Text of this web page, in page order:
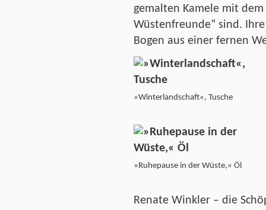
gemalten Kamele mit
Wüstenfreunde“ sind.
Bogen aus einer fernen
»Winterlandschaft«, Tusche
»Ruhepause in der Wüste,« Öl
Renate Winkler – die